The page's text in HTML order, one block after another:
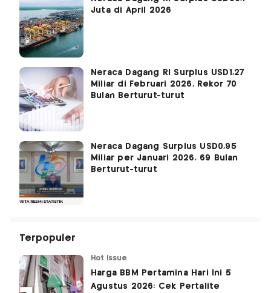
Juta di April 2026
Neraca Dagang RI Surplus USD1,27
Miliar di Februari 2026, Rekor 70
Bulan Berturut-turut
Neraca Dagang Surplus USD0,95
Miliar per Januari 2026, 69 Bulan
Berturut-turut
Terpopuler
Hot Issue
Harga BBM Pertamina Hari Ini 5
Agustus 2026: Cek Pertalite